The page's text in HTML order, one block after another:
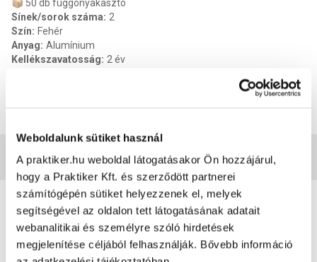
Weboldalunk sütiket használ
A praktiker.hu weboldal látogatásakor Ön hozzájárul,
hogy a Praktiker Kft. és szerződött partnerei
számítógépén sütiket helyezzenek el, melyek
segítségével az oldalon tett látogatásának adatait
webanalitikai és személyre szóló hirdetések
megjelenítése céljából felhasználják. Bővebb információ
📦 50 db függönyakasztó
Sínek/sorok száma: 2
Szín: Fehér
Anyag: Alumínium
Kellékszavatosság: 2 év
Vásárlói vélemények
0 0értékelés
Értékelés írása